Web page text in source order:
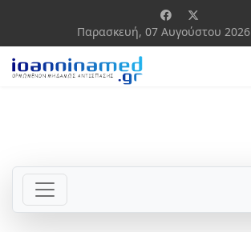
Παρασκευή, 07 Αυγούστου 2026